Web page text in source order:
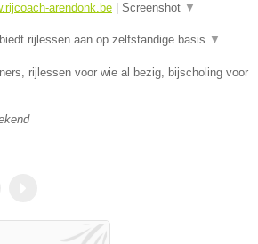
arendonk.be Screenshot ▼
rijlessen aan op zelfstandige basis ▼
rijlessen voor wie al bezig, bijscholing voor